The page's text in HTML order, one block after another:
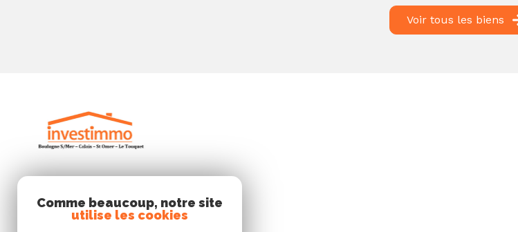
Voir tous les biens
INVESTIMMO
Comme beaucoup, notre site
utilise les cookies